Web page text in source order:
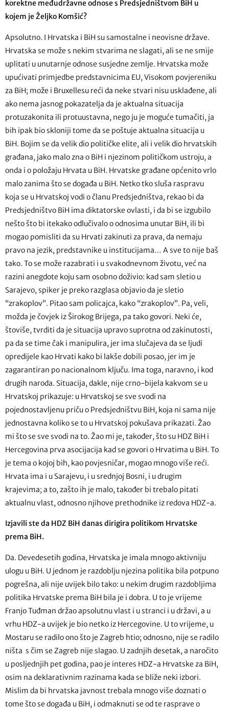
korektne međudržavne odnose s Predsjedništvom BiH u
kojem je Željko Komšić?
Apsolutno. I Hrvatska i BiH su samostalne i neovisne države.
Hrvatska se može s nekim stvarima ne slagati, ali se ne smije
uplitati u unutarnje odnose susjedne zemlje. Hrvatska može
upućivati primjedbe predstavnicima EU, Visokom povjereniku
za BiH; može i Bruxellesu reći da neke stvari nisu usklađene, ali
ako nema jasnog pokazatelja da je aktualna situacija
protuzakonita ili protuustavna, nego ju je moguće tumačiti, ja
bih ipak bio skloniji tome da se poštuje aktualna situacija u
BiH. Bojim se da velik dio političke elite, ali i velik dio hrvatskih
građana, jako malo zna o BiH i njezinom političkom ustroju, a
onda i o položaju Hrvata u BiH. Hrvatske građane općenito vrlo
malo zanima što se događa u BiH. Netko tko sluša raspravu
koja se u Hrvatskoj vodi o članu Predsjedništva, rekao bi da
Predsjedništvo BiH ima diktatorske ovlasti, i da bi se izgubilo
nešto što bi itekako odlučivalo o odnosima unutar BiH, ili bi
mogao pomisliti da su Hrvati zakinuti za prava, da nemaju
pravo na jezik, predstavnike u institucijama… A sve to nije baš
tako. To se može razabrati i u svakodnevnom životu, već na
razini anegdote koju sam osobno doživio: kad sam sletio u
Sarajevo, spiker je preko razglasa objavio da je sletio
“zrakoplov”. Pitao sam policajca, kako “zrakoplov”. Pa, veli,
možda je čovjek iz Širokog Brijega, pa tako govori. Neki će,
štoviše, tvrditi da je situacija upravo suprotna od zakinutosti,
pa da se time čak i manipulira, jer ima slučajeva da se ljudi
opredijele kao Hrvati kako bi lakše dobili posao, jer im je
zagarantiran po nacionalnom ključu. Ima toga, naravno, i kod
drugih naroda. Situacija, dakle, nije crno-bijela kakvom se u
Hrvatskoj prikazuje: u Hrvatskoj se sve svodi na
pojednostavljenu priču o Predsjedništvu BiH, koja ni sama nije
jednostavna koliko se to u Hrvatskoj pokušava prikazati. Žao
mi što se sve svodi na to. Žao mi je, također, što su HDZ BiH i
Hercegovina prva asocijacija kad se govori o Hrvatima u BiH. To
je tema o kojoj bih, kao povjesničar, mogao mnogo više reći.
Hrvata ima i u Sarajevu, i u srednjoj Bosni, i u drugim
krajevima; a to, zašto ih je malo, također bi trebalo pitati
aktualnu vlast, odnosno njihove prethodnike iz redova HDZ-a.
Izjavili ste da HDZ BiH danas dirigira politikom Hrvatske
prema BiH.
Da. Devedesetih godina, Hrvatska je imala mnogo aktivniju
ulogu u BiH. U jednom je razdoblju njezina politika bila potpuno
pogrešna, ali nije uvijek bilo tako: u nekim drugim razdobljima
politika Hrvatske prema BiH bila je i dobra. U to je vrijeme
Franjo Tuđman držao apsolutnu vlast i u stranci i u državi, a u
vrhu HDZ-a uvijek je bio netko iz Hercegovine. U to vrijeme, u
Mostaru se radilo ono što je Zagreb htio; odnosno, nije se radilo
ništa s čim se Zagreb nije slagao. U zadnjih desetak, a naročito
u posljednjih pet godina, pao je interes HDZ-a Hrvatske za BiH,
osim na deklarativnim razinama kada se bliže neki izbori.
Mislim da bi hrvatska javnost trebala mnogo više doznati o
tome što se događa u BiH, i odmaknuti se od te rasprave o